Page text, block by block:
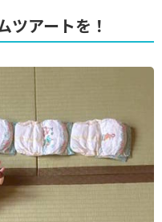
ツアートを！